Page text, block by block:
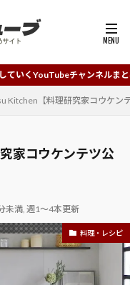
ャンネルまとめサイトです。
Kitchen【料理研究家コウケン
家コウケンテツ公
未満, 週1～4本更新
料理・レシピ